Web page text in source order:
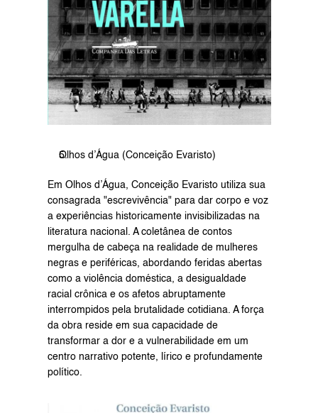
Olhos d’Água (Conceição Evaristo)
Em Olhos d’Água, Conceição Evaristo utiliza sua
consagrada "escrevivência" para dar corpo e voz
a experiências historicamente invisibilizadas na
literatura nacional. A coletânea de contos
mergulha de cabeça na realidade de mulheres
negras e periféricas, abordando feridas abertas
como a violência doméstica, a desigualdade
racial crônica e os afetos abruptamente
interrompidos pela brutalidade cotidiana. A força
da obra reside em sua capacidade de
transformar a dor e a vulnerabilidade em um
centro narrativo potente, lírico e profundamente
político.